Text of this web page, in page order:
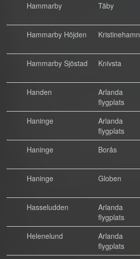
Hammarby
Täby
Hammarby Höjden
Kristinehamn
Hammarby Sjöstad
Knivsta
Handen
Arlanda
flygplats
Haninge
Arlanda
flygplats
Haninge
Borås
Haninge
Globen
Hasseludden
Arlanda
flygplats
Helenelund
Arlanda
flygplats